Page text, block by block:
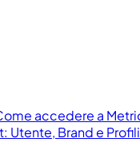
accedere a
Utente, Brand e